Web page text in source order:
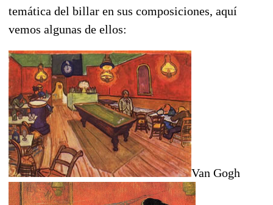
temática del billar en sus composiciones, aquí
vemos algunas de ellos:
Van Gogh